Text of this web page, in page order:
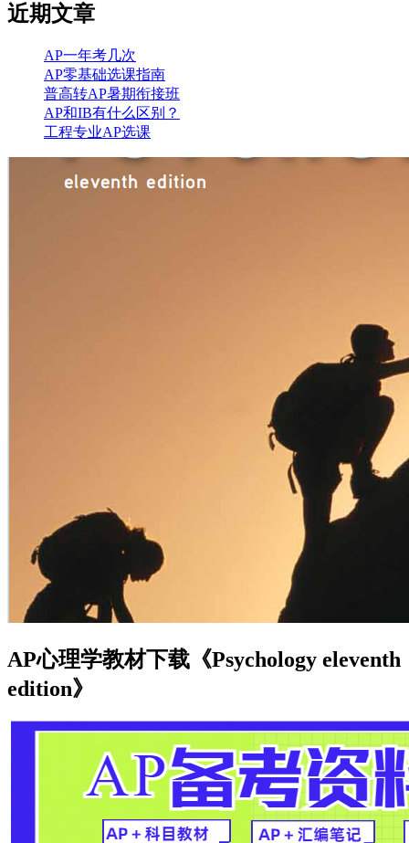
近期文章
AP一年考几次
AP零基础选课指南
普高转AP暑期衔接班
AP和IB有什么区别？
工程专业AP选课
AP心理学教材下载《Psychology eleventh
edition》